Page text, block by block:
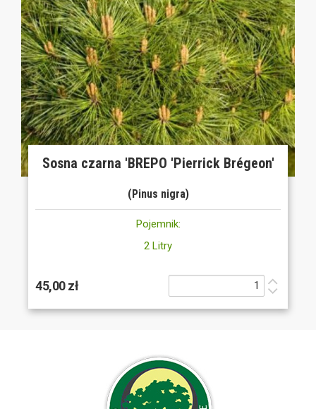
Sosna czarna 'BREPO 'Pierrick Brégeon'
(Pinus nigra)
Pojemnik:
2 Litry
45,00 zł